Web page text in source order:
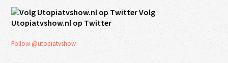
Volg
Utopiatvshow.nl op Twitter
Follow @utopiatvshow